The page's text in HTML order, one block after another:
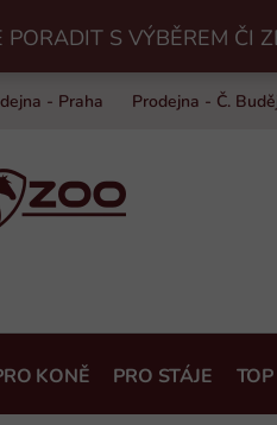
PORADIT S VÝBĚREM ČI
- Praha Prodejna - Č.
KONĚ PRO STÁJE